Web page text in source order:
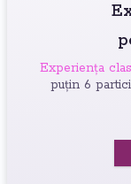
Experiența
puțin 6